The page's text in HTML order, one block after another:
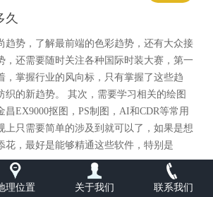
久
趋势，了解最前端的色彩趋势，还有大众接
，还需要随时关注各种国际时装大赛，第一
，掌握行业的风向标，只有掌握了这些趋
织的新趋势。 其次，需要学习相关的绘图
昌EX9000抠图，PS制图，AI和CDR等常用
上只需要简单的涉及到就可以了，如果是想
花，最好是能够精通这些软件，特别是
理位置 关于我们 联系我们